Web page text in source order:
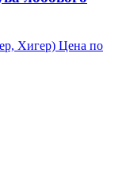
Хигер) Цена по